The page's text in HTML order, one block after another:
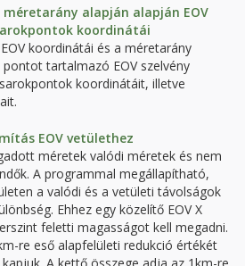
méretarány alapján alapján EOV
koordinátái
koordinátái és a méretarány
tartalmazó EOV szelvény
koordinátáit, illetve
EOV vetülethez
méretek valódi méretek és nem
A programmal megállapítható,
a valódi és a vetületi távolságok
Ehhez egy közelítő EOV X
feletti magasságot kell megadni.
re eső alapfelületi redukció értékét